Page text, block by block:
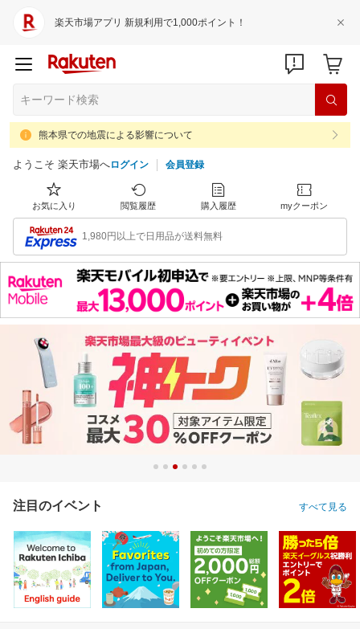
楽天市場アプリ 新規利用で1,000ポイント！
熊本県での地震による影響について
ようこそ 楽天市場へログイン 会員登録
お気に入り 閲覧履歴 購入履歴 myクーポン
1,980円以上で日用品が送料無料
注目のイベント すべて見る